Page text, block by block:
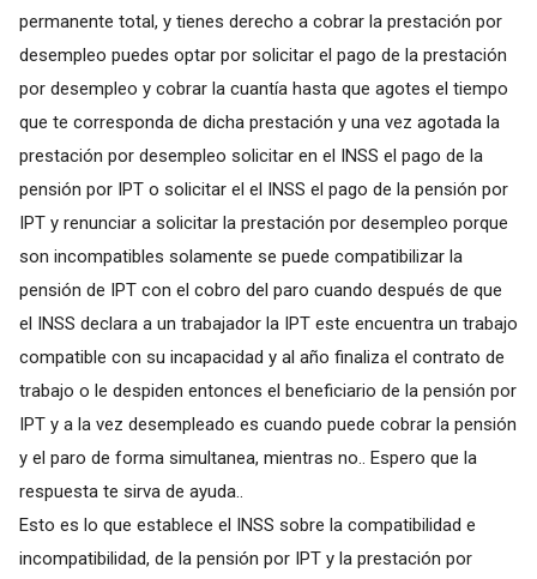
permanente total, y tienes derecho a cobrar la prestación por
desempleo puedes optar por solicitar el pago de la prestación
por desempleo y cobrar la cuantía hasta que agotes el tiempo
que te corresponda de dicha prestación y una vez agotada la
prestación por desempleo solicitar en el INSS el pago de la
pensión por IPT o solicitar el el INSS el pago de la pensión por
IPT y renunciar a solicitar la prestación por desempleo porque
son incompatibles solamente se puede compatibilizar la
pensión de IPT con el cobro del paro cuando después de que
el INSS declara a un trabajador la IPT este encuentra un trabajo
compatible con su incapacidad y al año finaliza el contrato de
trabajo o le despiden entonces el beneficiario de la pensión por
IPT y a la vez desempleado es cuando puede cobrar la pensión
y el paro de forma simultanea, mientras no.. Espero que la
respuesta te sirva de ayuda..
Esto es lo que establece el INSS sobre la compatibilidad e
incompatibilidad, de la pensión por IPT y la prestación por